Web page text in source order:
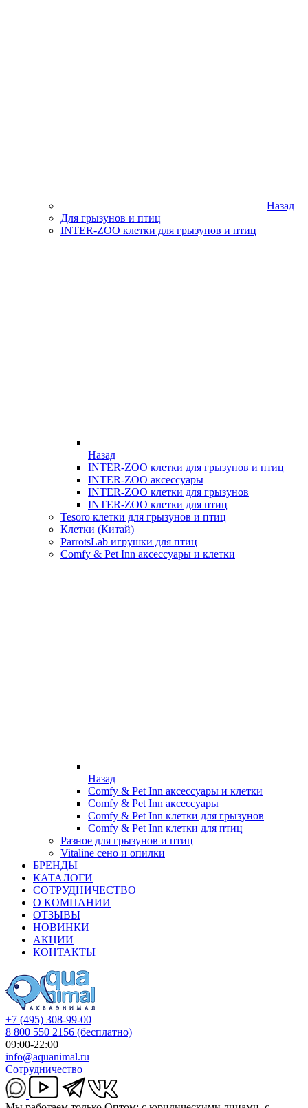
Назад
Для грызунов и птиц
INTER-ZOO клетки для грызунов и птиц
Назад
INTER-ZOO клетки для грызунов и птиц
INTER-ZOO аксессуары
INTER-ZOO клетки для грызунов
INTER-ZOO клетки для птиц
Tesoro клетки для грызунов и птиц
Клетки (Китай)
ParrotsLab игрушки для птиц
Comfy & Pet Inn аксессуары и клетки
Назад
Comfy & Pet Inn аксессуары и клетки
Comfy & Pet Inn аксессуары
Comfy & Pet Inn клетки для грызунов
Comfy & Pet Inn клетки для птиц
Разное для грызунов и птиц
Vitaline сено и опилки
БРЕНДЫ
КАТАЛОГИ
СОТРУДНИЧЕСТВО
О КОМПАНИИ
ОТЗЫВЫ
НОВИНКИ
АКЦИИ
КОНТАКТЫ
+7 (495) 308-99-00
8 800 550 2156 (бесплатно)
09:00-22:00
info@aquanimal.ru
Сотрудничество